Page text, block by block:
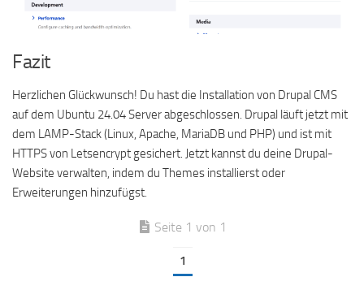
Fazit
Herzlichen Glückwunsch! Du hast die Installation von Drupal CMS
auf dem Ubuntu 24.04 Server abgeschlossen. Drupal läuft jetzt mit
dem LAMP-Stack (Linux, Apache, MariaDB und PHP) und ist mit
HTTPS von Letsencrypt gesichert. Jetzt kannst du deine Drupal-
Website verwalten, indem du Themes installierst oder
Erweiterungen hinzufügst.
Seite 1 von 1
1